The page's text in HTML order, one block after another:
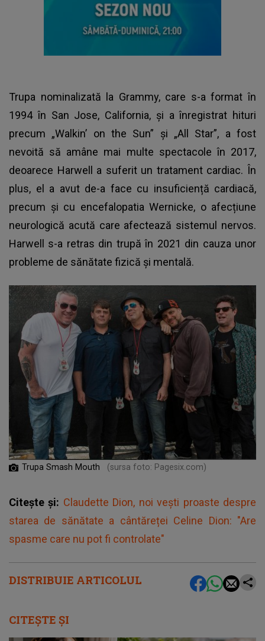
DISTRIBUIE ARTICOLUL
Trupa nominalizată la Grammy, care s-a format în
1994 în San Jose, California, și a înregistrat hituri
precum „Walkin’ on the Sun” și „All Star”, a fost
nevoită să amâne mai multe spectacole în 2017,
deoarece Harwell a suferit un tratament cardiac. În
plus, el a avut de-a face cu insuficiență cardiacă,
precum și cu encefalopatia Wernicke, o afecțiune
neurologică acută care afectează sistemul nervos.
Harwell s-a retras din trupă în 2021 din cauza unor
probleme de sănătate fizică şi mentală.
Trupa Smash Mouth (sursa foto: Pagesix.com)
Citește și: Claudette Dion, noi vești proaste despre
starea de sănătate a cântăreței Celine Dion: "Are
spasme care nu pot fi controlate"
CITEȘTE ȘI